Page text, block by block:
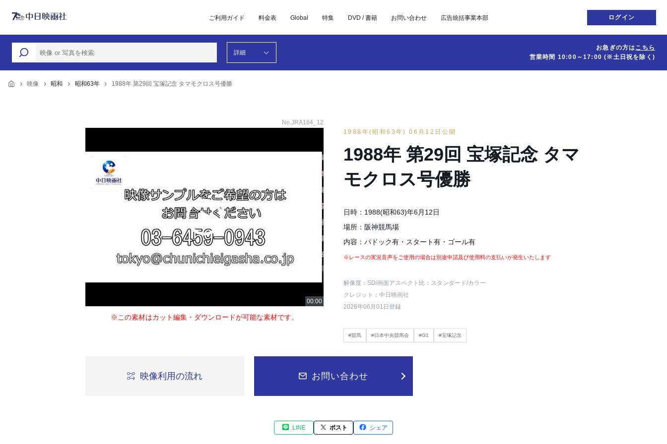
ご利用ガイド 料金表 Global 特集 DVD / 書籍 お問い合わせ 広告統括事業本部 ログイン
詳細
お急ぎの方はこちら
営業時間 10:00～17:00(※土日祝を除く)
映像 昭和 昭和63年 1988年 第29回 宝塚記念 タマモクロス号優勝
No.JRA164_12
※この素材はカット編集・ダウンロードが可能な素材です。
1988年(昭和63年) 06月12日公開
1988年 第29回 宝塚記念 タマ
モクロス号優勝
日時：1988(昭和63)年6月12日
場所：阪神競馬場
内容：パドック有・スタート有・ゴール有
※レースの実況音声をご使用の場合は別途申請及び使用料の支払いが発生いたします
解像度：SD/画面アスペクト比：スタンダード/カラー
クレジット：中日映画社
2026年06月01日登録
#競馬 #日本中央競馬会 #G1 #宝塚記念
映像利用の流れ お問い合わせ
LINE ポスト シェア